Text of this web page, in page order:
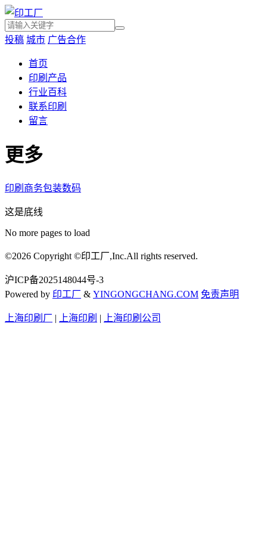
投稿 城市 广告合作
首页
印刷产品
行业百科
联系印刷
留言
更多
印刷 商务包装数码
这是底线
No more pages to load
©2026 Copyright ©印工厂,Inc.All rights reserved.
沪ICP备2025148044号-3
Powered by 印工厂 & YINGONGCHANG.COM 免责声明
上海印刷厂 | 上海印刷 | 上海印刷公司